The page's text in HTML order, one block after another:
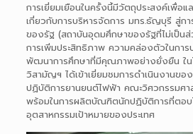
การเยี่ยมเยือนในครั้งนี้มีวัตถุประสงค์เพื่อแ
เกี่ยวกับการบริหารจัดการ มทร.ธัญบุรี สู่กา
ของรัฐ (สถาบันอุดมศึกษาของรัฐที่ไม่เป็นส่
การเพิ่มประสิทธิภาพ ความคล่องตัวในการ
พัฒนาการศึกษาที่มีคุณภาพอย่างยั่งยืน ใน
วิสามัญฯ ได้เข้าเยี่ยมชมการดำเนินงานขอ
ปฏิบัติการยานยนต์ไฟฟ้า คณะวิศวกรรมศา
พร้อมในการผลิตบัณฑิตนักปฏิบัติการที่ตอบ
อุตสาหกรรมเป้าหมายของประเทศ